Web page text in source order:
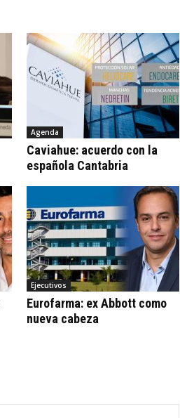
Agenda
Caviahue: acuerdo con la
española Cantabria
Ejecutivos
Eurofarma: ex Abbott como
nueva cabeza